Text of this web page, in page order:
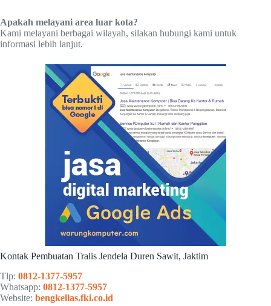
Apakah melayani area luar kota?
Kami melayani berbagai wilayah, silakan hubungi kami untuk
informasi lebih lanjut.
Kontak Pembuatan Tralis Jendela Duren Sawit, Jaktim
Tlp: 0812-1377-5957
Whatsapp: 0812-1377-5957
Website: bengkellas.fki.co.id